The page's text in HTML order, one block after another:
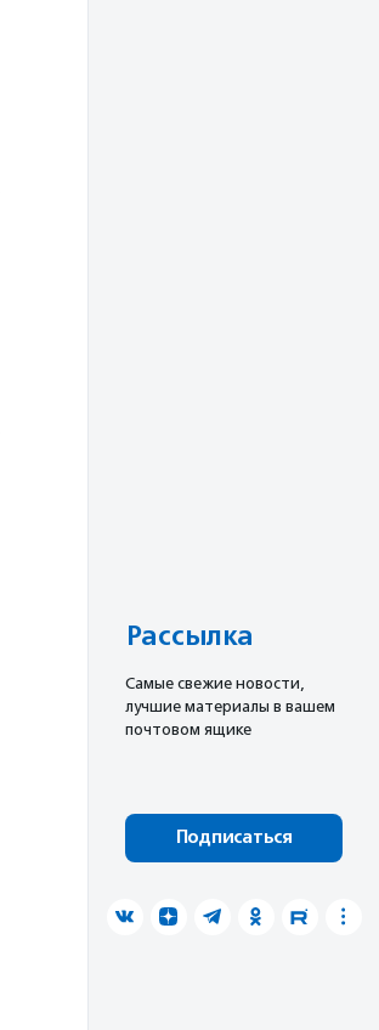
Рассылка
Cамые свежие новости,
лучшие материалы в вашем
почтовом ящике
Подписаться